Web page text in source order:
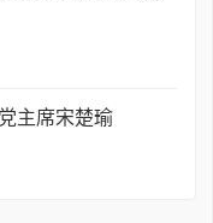
主席宋楚瑜